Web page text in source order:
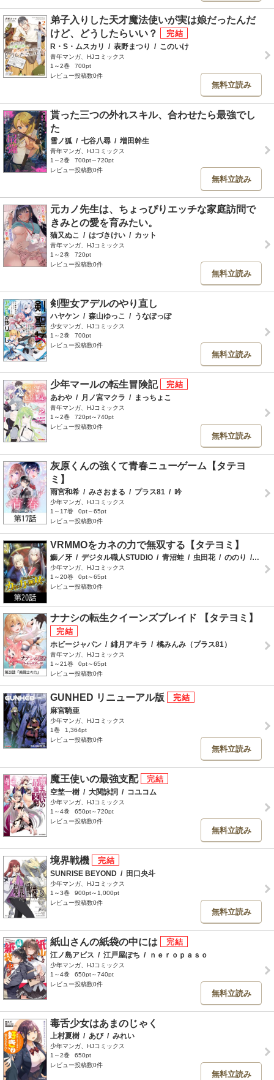
弟子入りした天才魔法使いが実は娘だったんだ
けど、どうしたらいい？
R・S・ムスカリ / 表野まつり / このいけ
青年マンガ、HJコミックス
1～2巻
700pt
レビュー投稿数0件
無料立読み
貰った三つの外れスキル、合わせたら最強でし
た
雪ノ狐 / 七谷八尋 / 増田幹生
青年マンガ、HJコミックス
1～2巻
700pt～720pt
レビュー投稿数0件
無料立読み
元カノ先生は、ちょっぴりエッチな家庭訪問で
きみとの愛を育みたい。
猫又ぬこ / はづきけい / カット
青年マンガ、HJコミックス
1～2巻
720pt
レビュー投稿数0件
無料立読み
剣聖女アデルのやり直し
ハヤケン / 森山ゆっこ / うなぽっぽ
少女マンガ、HJコミックス
1～2巻
700pt
レビュー投稿数0件
無料立読み
少年マールの転生冒険記
あわや / 月ノ宮マクラ / まっちょこ
青年マンガ、HJコミックス
1～2巻
720pt～740pt
レビュー投稿数0件
無料立読み
灰原くんの強くて青春ニューゲーム【タテヨ
ミ】
雨宮和希 / みさおまる / プラス81 / 吟
少年マンガ、HJコミックス
1～17巻
0pt～65pt
レビュー投稿数0件
VRMMOをカネの力で無双する【タテヨミ】
鰤／牙 / デジタル職人STUDIO / 青沼蛙 / 虫田花 / ののり / 桑島
少年マンガ、HJコミックス
1～20巻
0pt～65pt
レビュー投稿数0件
ナナシの転生クイーンズブレイド 【タテヨミ】
ホビージャパン / 緋月アキラ / 橘みんみ（プラス81）
青年マンガ、HJコミックス
1～21巻
0pt～65pt
レビュー投稿数0件
GUNHED リニューアル版
麻宮騎亜
少年マンガ、HJコミックス
1巻
1,364pt
レビュー投稿数0件
無料立読み
魔王使いの最強支配
空埜一樹 / 大関詠詞 / コユコム
少年マンガ、HJコミックス
1～4巻
650pt～720pt
レビュー投稿数0件
無料立読み
境界戦機
SUNRISE BEYOND / 田口央斗
少年マンガ、HJコミックス
1～3巻
900pt～1,000pt
レビュー投稿数0件
無料立読み
紙山さんの紙袋の中には
江ノ島アビス / 江戸屋ぽち / ｎｅｒｏｐａｓｏ
少年マンガ、HJコミックス
1～4巻
650pt～740pt
レビュー投稿数0件
無料立読み
毒舌少女はあまのじゃく
上村夏樹 / あび / みれい
少年マンガ、HJコミックス
1～2巻
650pt
レビュー投稿数0件
無料立読み